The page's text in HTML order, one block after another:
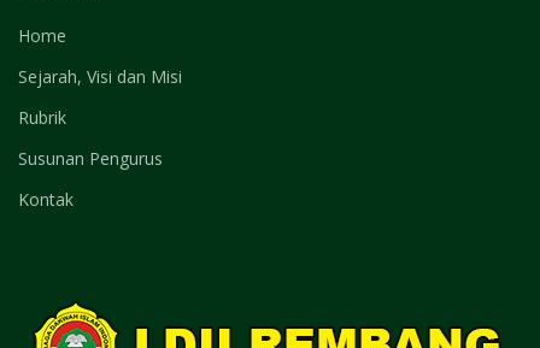
Home
Sejarah, Visi dan Misi
Rubrik
Susunan Pengurus
Kontak